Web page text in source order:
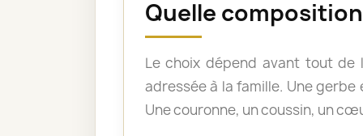
Quelle
Le choix dépend avant tout de
adressée à la famille. Une
Une couronne, un coussin, un